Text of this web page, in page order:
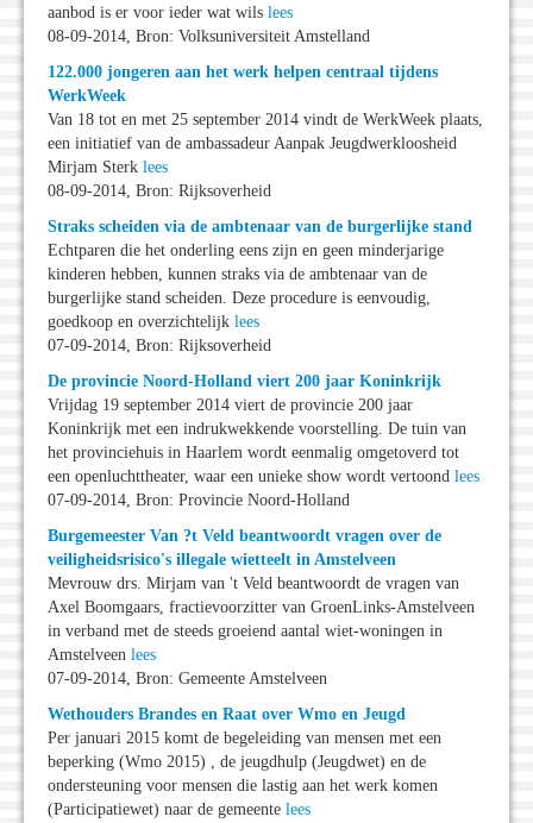
aanbod is er voor ieder wat wils lees
08-09-2014, Bron: Volksuniversiteit Amstelland
122.000 jongeren aan het werk helpen centraal tijdens
WerkWeek
Van 18 tot en met 25 september 2014 vindt de WerkWeek plaats,
een initiatief van de ambassadeur Aanpak Jeugdwerkloosheid
Mirjam Sterk lees
08-09-2014, Bron: Rijksoverheid
Straks scheiden via de ambtenaar van de burgerlijke stand
Echtparen die het onderling eens zijn en geen minderjarige
kinderen hebben, kunnen straks via de ambtenaar van de
burgerlijke stand scheiden. Deze procedure is eenvoudig,
goedkoop en overzichtelijk lees
07-09-2014, Bron: Rijksoverheid
De provincie Noord-Holland viert 200 jaar Koninkrijk
Vrijdag 19 september 2014 viert de provincie 200 jaar
Koninkrijk met een indrukwekkende voorstelling. De tuin van
het provinciehuis in Haarlem wordt eenmalig omgetoverd tot
een openluchttheater, waar een unieke show wordt vertoond lees
07-09-2014, Bron: Provincie Noord-Holland
Burgemeester Van ?t Veld beantwoordt vragen over de
veiligheidsrisico's illegale wietteelt in Amstelveen
Mevrouw drs. Mirjam van 't Veld beantwoordt de vragen van
Axel Boomgaars, fractievoorzitter van GroenLinks-Amstelveen
in verband met de steeds groeiend aantal wiet-woningen in
Amstelveen lees
07-09-2014, Bron: Gemeente Amstelveen
Wethouders Brandes en Raat over Wmo en Jeugd
Per januari 2015 komt de begeleiding van mensen met een
beperking (Wmo 2015) , de jeugdhulp (Jeugdwet) en de
ondersteuning voor mensen die lastig aan het werk komen
(Participatiewet) naar de gemeente lees